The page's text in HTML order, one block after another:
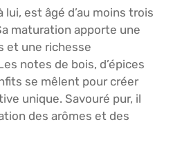
est âgé d’au moins trois
maturation apporte une
et une richesse
notes de bois, d’épices
se mêlent pour créer
unique. Savouré pur, il
des arômes et des